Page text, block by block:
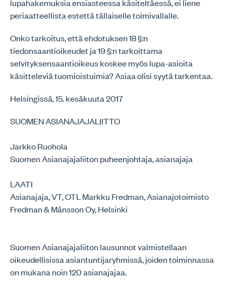
lupahakemuksia ensiasteessa käsiteltäessä, ei liene
periaatteellista estettä tällaiselle toimivallalle.
Onko tarkoitus, että ehdotuksen 18 §:n
tiedonsaantioikeudet ja 19 §:n tarkoittama
selvityksensaantioikeus koskee myös lupa-asioita
käsitteleviä tuomioistuimia? Asiaa olisi syytä tarkentaa.
Helsingissä, 15. kesäkuuta 2017
SUOMEN ASIANAJAJALIITTO
Jarkko Ruohola
Suomen Asianajajaliiton puheenjohtaja, asianajaja
LAATI
Asianajaja, VT, OTL Markku Fredman, Asianajotoimisto
Fredman & Månsson Oy, Helsinki
Suomen Asianajajaliiton lausunnot valmistellaan
oikeudellisissa asiantuntijaryhmissä, joiden toiminnassa
on mukana noin 120 asianajajaa.